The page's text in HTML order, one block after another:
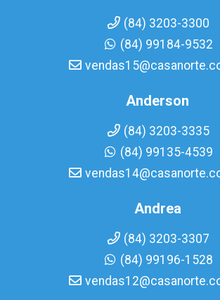
(84) 3203-3300
(84) 99184-9532
Anderson
(84) 3203-3335
(84) 99135-4539
Andrea
(84) 3203-3307
(84) 99196-1528